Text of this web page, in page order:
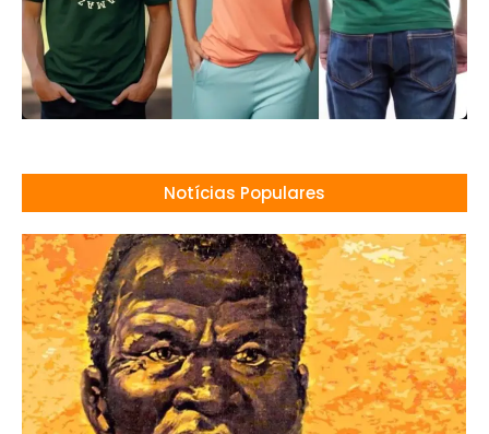
Notícias Populares